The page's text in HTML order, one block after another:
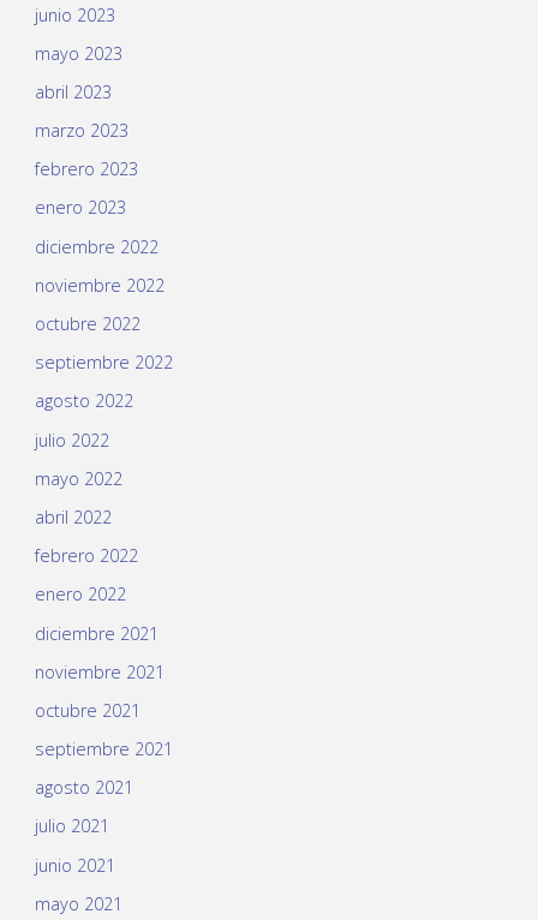
junio 2023
mayo 2023
abril 2023
marzo 2023
febrero 2023
enero 2023
diciembre 2022
noviembre 2022
octubre 2022
septiembre 2022
agosto 2022
julio 2022
mayo 2022
abril 2022
febrero 2022
enero 2022
diciembre 2021
noviembre 2021
octubre 2021
septiembre 2021
agosto 2021
julio 2021
junio 2021
mayo 2021